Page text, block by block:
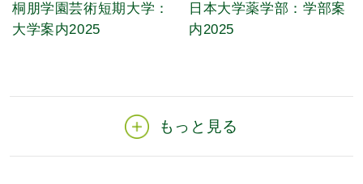
桐朋学園芸術短期大学：
大学案内2025
日本大学薬学部：学部案
内2025
もっと見る